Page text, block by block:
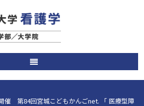
催 第84回宮城こどもかんごnet. 「 医療型障